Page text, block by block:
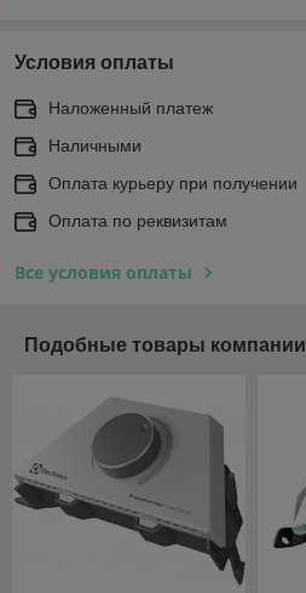
Условия оплаты
Наложенный платеж
Наличными
Оплата курьеру при получении
Оплата по реквизитам
Все условия оплаты
Подобные товары компании